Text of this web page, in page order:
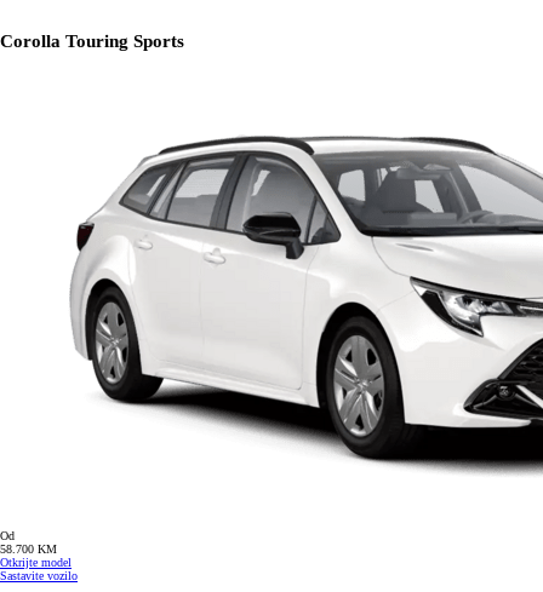
Corolla Touring Sports
Od
58.700 KM
Otkrijte model
Sastavite vozilo